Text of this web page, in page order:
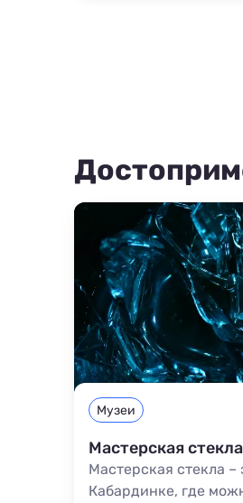
Музеи
Мастерская стекла
Мастерская стекла
Кабардинке, где